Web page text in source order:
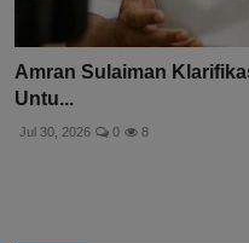
Amran Sulaiman
Untu...
Jul 30, 2026 0 8